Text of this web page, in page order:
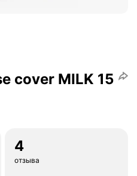
cover MILK 15
4
отзыва